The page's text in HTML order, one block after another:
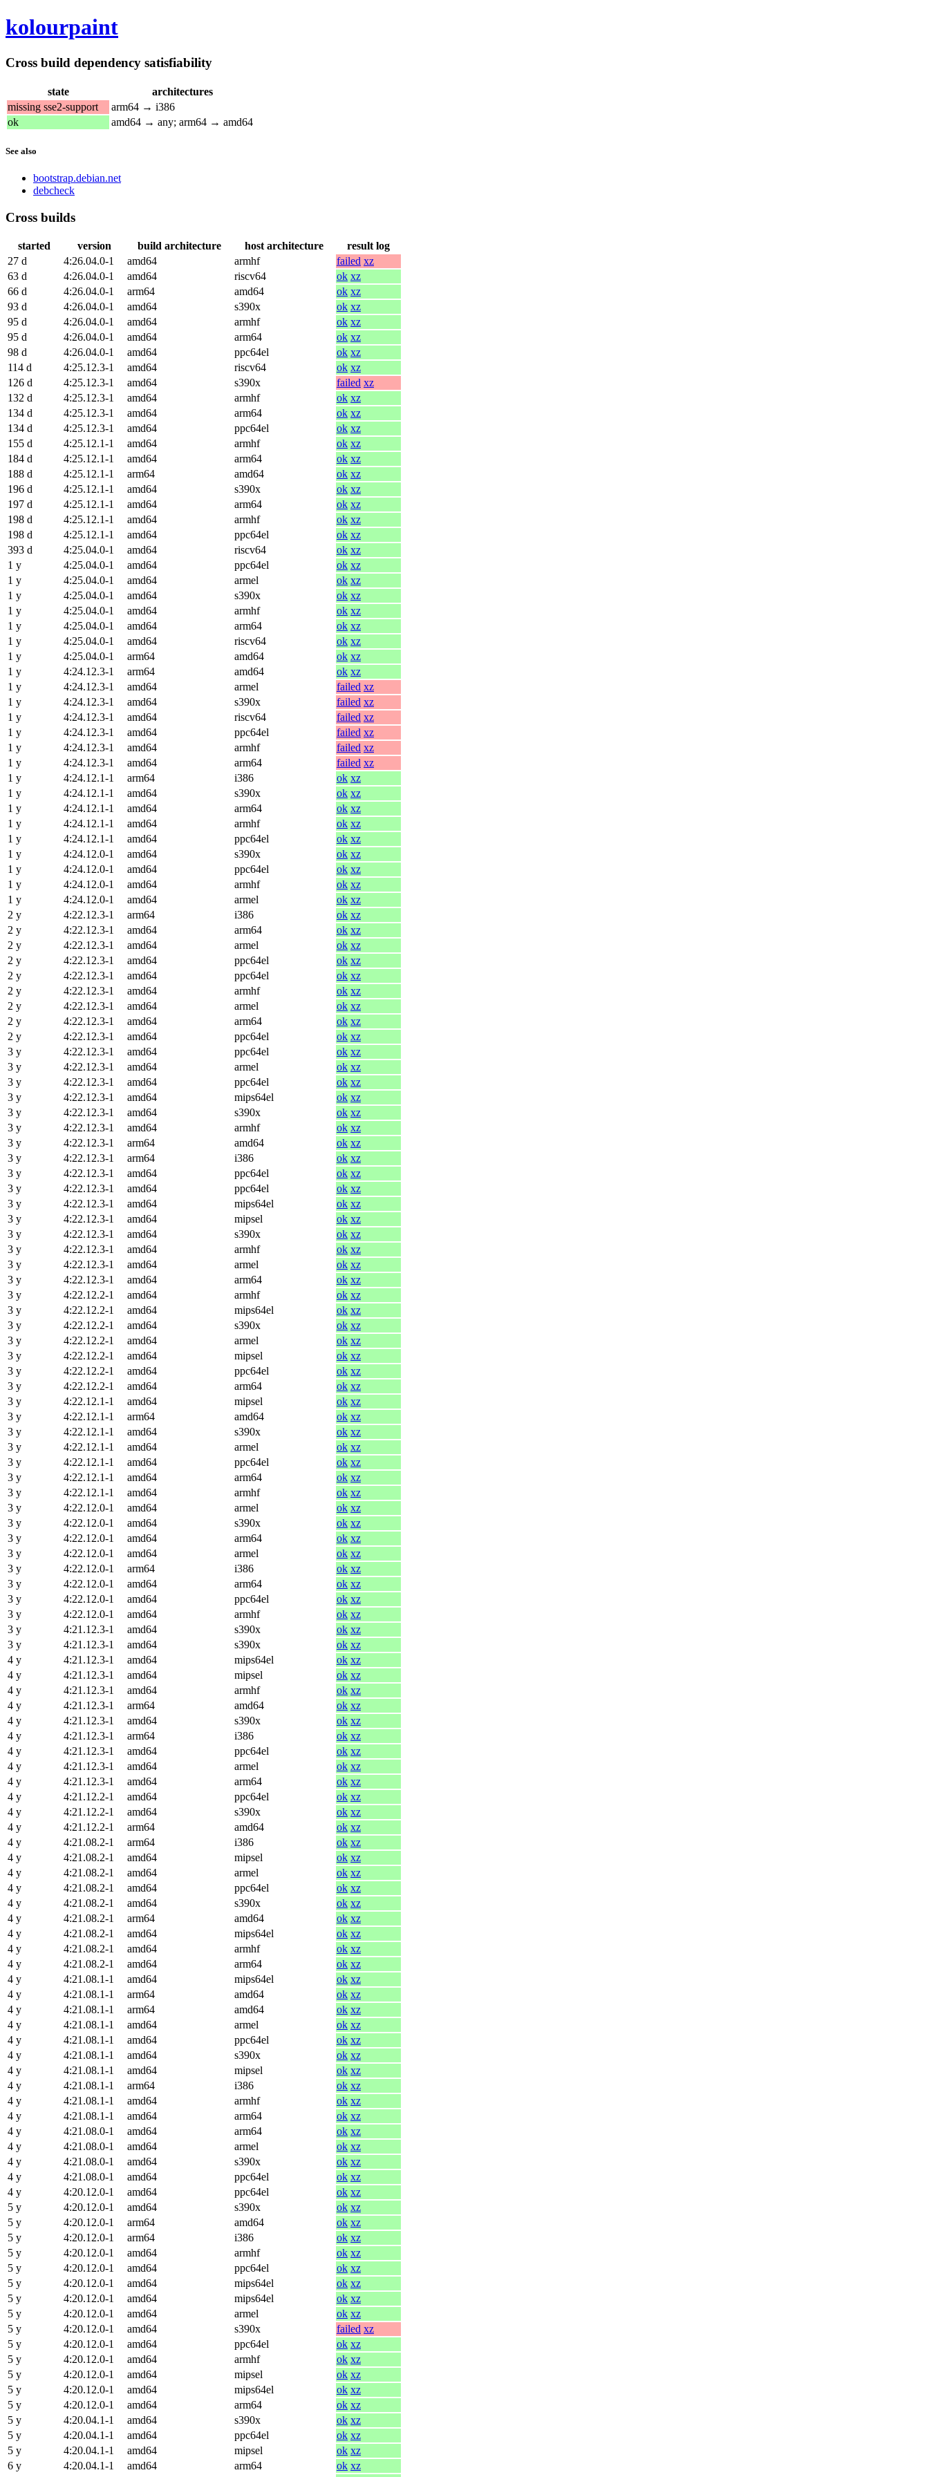
kolourpaint
Cross build dependency satisfiability
state
architectures
missing sse2-support
arm64 → i386
ok
amd64 → any; arm64 → amd64
See also
bootstrap.debian.net
debcheck
Cross builds
started version build architecture host architecture
result log
27 d
4:26.04.0-1 amd64 armhf failed xz
63 d
4:26.04.0-1 amd64 riscv64 ok xz
66 d
4:26.04.0-1 arm64 amd64 ok xz
93 d
4:26.04.0-1 amd64 s390x ok xz
95 d
4:26.04.0-1 amd64 armhf ok xz
95 d
4:26.04.0-1 amd64 arm64 ok xz
98 d
4:26.04.0-1 amd64 ppc64el ok xz
114 d
4:25.12.3-1 amd64 riscv64 ok xz
126 d
4:25.12.3-1 amd64 s390x failed xz
132 d
4:25.12.3-1 amd64 armhf ok xz
134 d
4:25.12.3-1 amd64 arm64 ok xz
134 d
4:25.12.3-1 amd64 ppc64el ok xz
155 d
4:25.12.1-1 amd64 armhf ok xz
184 d
4:25.12.1-1 amd64 arm64 ok xz
188 d
4:25.12.1-1 arm64 amd64 ok xz
196 d
4:25.12.1-1 amd64 s390x ok xz
197 d
4:25.12.1-1 amd64 arm64 ok xz
198 d
4:25.12.1-1 amd64 armhf ok xz
198 d
4:25.12.1-1 amd64 ppc64el ok xz
393 d
4:25.04.0-1 amd64 riscv64 ok xz
1 y
4:25.04.0-1 amd64 ppc64el ok xz
1 y
4:25.04.0-1 amd64 armel ok xz
1 y
4:25.04.0-1 amd64 s390x ok xz
1 y
4:25.04.0-1 amd64 armhf ok xz
1 y
4:25.04.0-1 amd64 arm64 ok xz
1 y
4:25.04.0-1 amd64 riscv64 ok xz
1 y
4:25.04.0-1 arm64 amd64 ok xz
1 y
4:24.12.3-1 arm64 amd64 ok xz
1 y
4:24.12.3-1 amd64 armel failed xz
1 y
4:24.12.3-1 amd64 s390x failed xz
1 y
4:24.12.3-1 amd64 riscv64 failed xz
1 y
4:24.12.3-1 amd64 ppc64el failed xz
1 y
4:24.12.3-1 amd64 armhf failed xz
1 y
4:24.12.3-1 amd64 arm64 failed xz
1 y
4:24.12.1-1 arm64 i386 ok xz
1 y
4:24.12.1-1 amd64 s390x ok xz
1 y
4:24.12.1-1 amd64 arm64 ok xz
1 y
4:24.12.1-1 amd64 armhf ok xz
1 y
4:24.12.1-1 amd64 ppc64el ok xz
1 y
4:24.12.0-1 amd64 s390x ok xz
1 y
4:24.12.0-1 amd64 ppc64el ok xz
1 y
4:24.12.0-1 amd64 armhf ok xz
1 y
4:24.12.0-1 amd64 armel ok xz
2 y
4:22.12.3-1 arm64 i386 ok xz
2 y
4:22.12.3-1 amd64 arm64 ok xz
2 y
4:22.12.3-1 amd64 armel ok xz
2 y
4:22.12.3-1 amd64 ppc64el ok xz
2 y
4:22.12.3-1 amd64 ppc64el ok xz
2 y
4:22.12.3-1 amd64 armhf ok xz
2 y
4:22.12.3-1 amd64 armel ok xz
2 y
4:22.12.3-1 amd64 arm64 ok xz
2 y
4:22.12.3-1 amd64 ppc64el ok xz
3 y
4:22.12.3-1 amd64 ppc64el ok xz
3 y
4:22.12.3-1 amd64 armel ok xz
3 y
4:22.12.3-1 amd64 ppc64el ok xz
3 y
4:22.12.3-1 amd64 mips64el ok xz
3 y
4:22.12.3-1 amd64 s390x ok xz
3 y
4:22.12.3-1 amd64 armhf ok xz
3 y
4:22.12.3-1 arm64 amd64 ok xz
3 y
4:22.12.3-1 arm64 i386 ok xz
3 y
4:22.12.3-1 amd64 ppc64el ok xz
3 y
4:22.12.3-1 amd64 ppc64el ok xz
3 y
4:22.12.3-1 amd64 mips64el ok xz
3 y
4:22.12.3-1 amd64 mipsel ok xz
3 y
4:22.12.3-1 amd64 s390x ok xz
3 y
4:22.12.3-1 amd64 armhf ok xz
3 y
4:22.12.3-1 amd64 armel ok xz
3 y
4:22.12.3-1 amd64 arm64 ok xz
3 y
4:22.12.2-1 amd64 armhf ok xz
3 y
4:22.12.2-1 amd64 mips64el ok xz
3 y
4:22.12.2-1 amd64 s390x ok xz
3 y
4:22.12.2-1 amd64 armel ok xz
3 y
4:22.12.2-1 amd64 mipsel ok xz
3 y
4:22.12.2-1 amd64 ppc64el ok xz
3 y
4:22.12.2-1 amd64 arm64 ok xz
3 y
4:22.12.1-1 amd64 mipsel ok xz
3 y
4:22.12.1-1 arm64 amd64 ok xz
3 y
4:22.12.1-1 amd64 s390x ok xz
3 y
4:22.12.1-1 amd64 armel ok xz
3 y
4:22.12.1-1 amd64 ppc64el ok xz
3 y
4:22.12.1-1 amd64 arm64 ok xz
3 y
4:22.12.1-1 amd64 armhf ok xz
3 y
4:22.12.0-1 amd64 armel ok xz
3 y
4:22.12.0-1 amd64 s390x ok xz
3 y
4:22.12.0-1 amd64 arm64 ok xz
3 y
4:22.12.0-1 amd64 armel ok xz
3 y
4:22.12.0-1 arm64 i386 ok xz
3 y
4:22.12.0-1 amd64 arm64 ok xz
3 y
4:22.12.0-1 amd64 ppc64el ok xz
3 y
4:22.12.0-1 amd64 armhf ok xz
3 y
4:21.12.3-1 amd64 s390x ok xz
3 y
4:21.12.3-1 amd64 s390x ok xz
4 y
4:21.12.3-1 amd64 mips64el ok xz
4 y
4:21.12.3-1 amd64 mipsel ok xz
4 y
4:21.12.3-1 amd64 armhf ok xz
4 y
4:21.12.3-1 arm64 amd64 ok xz
4 y
4:21.12.3-1 amd64 s390x ok xz
4 y
4:21.12.3-1 arm64 i386 ok xz
4 y
4:21.12.3-1 amd64 ppc64el ok xz
4 y
4:21.12.3-1 amd64 armel ok xz
4 y
4:21.12.3-1 amd64 arm64 ok xz
4 y
4:21.12.2-1 amd64 ppc64el ok xz
4 y
4:21.12.2-1 amd64 s390x ok xz
4 y
4:21.12.2-1 arm64 amd64 ok xz
4 y
4:21.08.2-1 arm64 i386 ok xz
4 y
4:21.08.2-1 amd64 mipsel ok xz
4 y
4:21.08.2-1 amd64 armel ok xz
4 y
4:21.08.2-1 amd64 ppc64el ok xz
4 y
4:21.08.2-1 amd64 s390x ok xz
4 y
4:21.08.2-1 arm64 amd64 ok xz
4 y
4:21.08.2-1 amd64 mips64el ok xz
4 y
4:21.08.2-1 amd64 armhf ok xz
4 y
4:21.08.2-1 amd64 arm64 ok xz
4 y
4:21.08.1-1 amd64 mips64el ok xz
4 y
4:21.08.1-1 arm64 amd64 ok xz
4 y
4:21.08.1-1 arm64 amd64 ok xz
4 y
4:21.08.1-1 amd64 armel ok xz
4 y
4:21.08.1-1 amd64 ppc64el ok xz
4 y
4:21.08.1-1 amd64 s390x ok xz
4 y
4:21.08.1-1 amd64 mipsel ok xz
4 y
4:21.08.1-1 arm64 i386 ok xz
4 y
4:21.08.1-1 amd64 armhf ok xz
4 y
4:21.08.1-1 amd64 arm64 ok xz
4 y
4:21.08.0-1 amd64 arm64 ok xz
4 y
4:21.08.0-1 amd64 armel ok xz
4 y
4:21.08.0-1 amd64 s390x ok xz
4 y
4:21.08.0-1 amd64 ppc64el ok xz
4 y
4:20.12.0-1 amd64 ppc64el ok xz
5 y
4:20.12.0-1 amd64 s390x ok xz
5 y
4:20.12.0-1 arm64 amd64 ok xz
5 y
4:20.12.0-1 arm64 i386 ok xz
5 y
4:20.12.0-1 amd64 armhf ok xz
5 y
4:20.12.0-1 amd64 ppc64el ok xz
5 y
4:20.12.0-1 amd64 mips64el ok xz
5 y
4:20.12.0-1 amd64 mips64el ok xz
5 y
4:20.12.0-1 amd64 armel ok xz
5 y
4:20.12.0-1 amd64 s390x failed xz
5 y
4:20.12.0-1 amd64 ppc64el ok xz
5 y
4:20.12.0-1 amd64 armhf ok xz
5 y
4:20.12.0-1 amd64 mipsel ok xz
5 y
4:20.12.0-1 amd64 mips64el ok xz
5 y
4:20.12.0-1 amd64 arm64 ok xz
5 y
4:20.04.1-1 amd64 s390x ok xz
5 y
4:20.04.1-1 amd64 ppc64el ok xz
5 y
4:20.04.1-1 amd64 mipsel ok xz
6 y
4:20.04.1-1 amd64 arm64 ok xz